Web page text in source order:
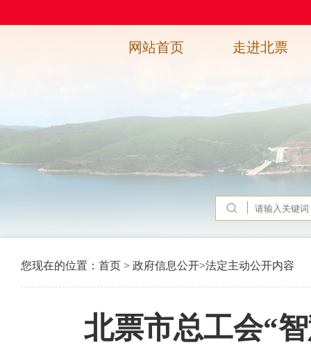
网站首页 走进北票
您现在的位置： 首页 > 政府信息公开>法定主动公开内容
北票市总工会“